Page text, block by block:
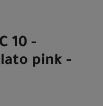
10 -
pink -